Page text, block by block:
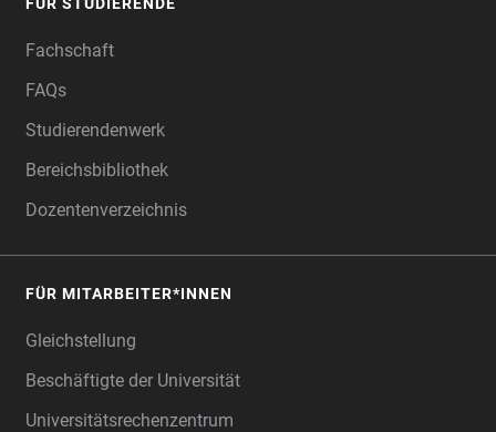
Fachschaft
FAQs
Studierendenwerk
Bereichsbibliothek
Dozentenverzeichnis
FÜR MITARBEITER*INNEN
Gleichstellung
Beschäftigte der Universität
Universitätsrechenzentrum